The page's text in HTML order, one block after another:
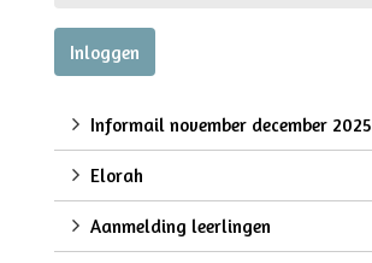
Informail november december 2025
Elorah
Aanmelding leerlingen